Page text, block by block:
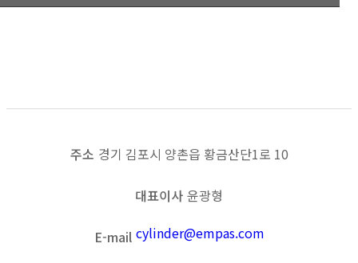
주소 경기 김포시 양촌읍 황금산단1로 10
대표이사 윤광형
E-mail cylinder@empas.com